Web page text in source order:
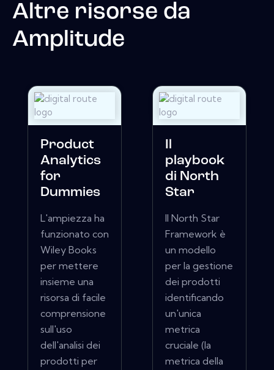
Altre risorse da
Amplitude
Product
Analytics
for
Dummies
L'ampiezza ha
funzionato con
Wiley Books
per mettere
insieme una
risorsa di facile
comprensione
sull'uso
dell'analisi dei
prodotti per
Il
playbook
di North
Star
Il North Star
Framework è
un modello
per la gestione
dei prodotti
identificando
un'unica
metrica
cruciale (la
metrica della